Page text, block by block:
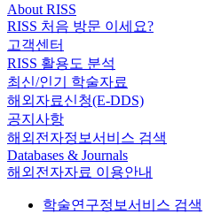
About RISS
RISS 처음 방문 이세요?
고객센터
RISS 활용도 분석
최신/인기 학술자료
해외자료신청(E-DDS)
공지사항
해외전자정보서비스 검색
Databases & Journals
해외전자자료 이용안내
학술연구정보서비스 검색